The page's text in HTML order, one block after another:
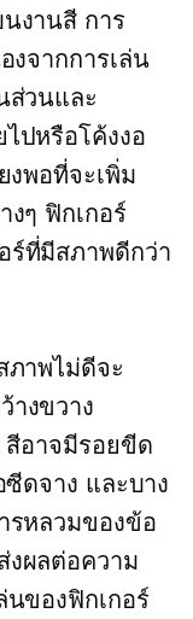
งานสี การ
งจากการเล่น
ส่วนและ
ปหรือโค้งงอ
งพอที่จะเพิ่ม
งๆ ฟิกเกอร์
ร์ที่มีสภาพดีกว่า
ภาพไม่ดีจะ
งขวาง
สีอาจมีรอยขีด
ดจาง และบาง
รหลวมของข้อ
ผลต่อความ
นของฟิกเกอร์